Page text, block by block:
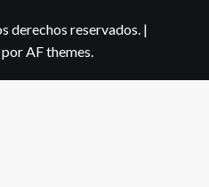
derechos reservados. |
por AF themes.